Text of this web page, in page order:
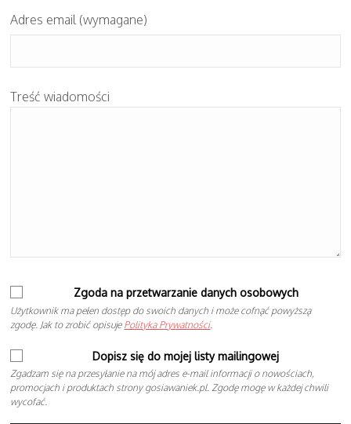
Adres email (wymagane)
Treść wiadomości
Zgoda na przetwarzanie danych osobowych
Użytkownik ma pełen dostęp do swoich danych i może cofnąć powyższą
zgodę. Jak to zrobić opisuje Polityka Prywatności.
Dopisz się do mojej listy mailingowej
Zgadzam się na przesyłanie na mój adres e-mail informacji o nowościach,
promocjach i produktach strony gosiawaniek.pl. Zgodę mogę w każdej chwili
wycofać.